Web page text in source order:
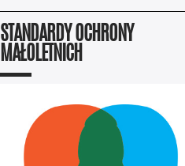
STANDARDY OCHRONY
MAŁOLETNICH